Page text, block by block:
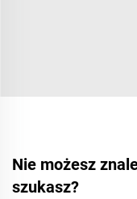
Nie możesz
szukasz?